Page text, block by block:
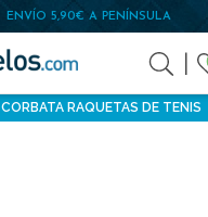
ENVÍO 5,90€ A PENÍNSULA
CORBATA RAQUETAS DE TENIS